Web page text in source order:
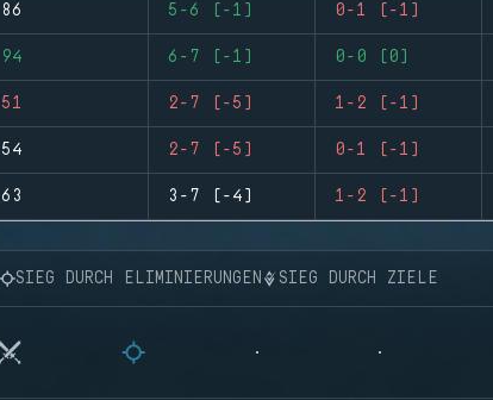
86 5-6 (-1) 0-1 (-1)
94 6-7 (-1) 0-0 (0)
51 2-7 (-5) 1-2 (-1)
54 2-7 (-5) 0-1 (-1)
63 3-7 (-4) 1-2 (-1)
SIEG DURCH ELIMINIERUNGEN SIEG DURCH ZIELE